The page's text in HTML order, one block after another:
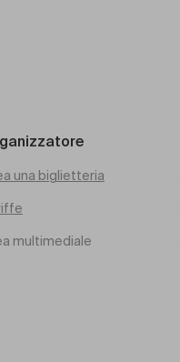
una biglietteria
multimediale